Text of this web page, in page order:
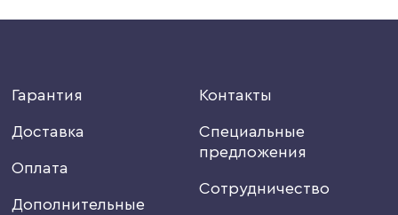
Гарантия
Доставка
Оплата
Дополнительные
Контакты
Специальные
предложения
Сотрудничество